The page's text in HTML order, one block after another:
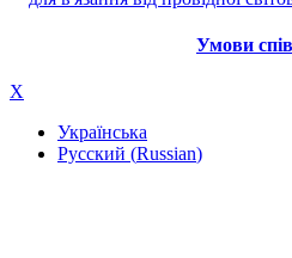
Умови
X
Українська
Русский (Russian)